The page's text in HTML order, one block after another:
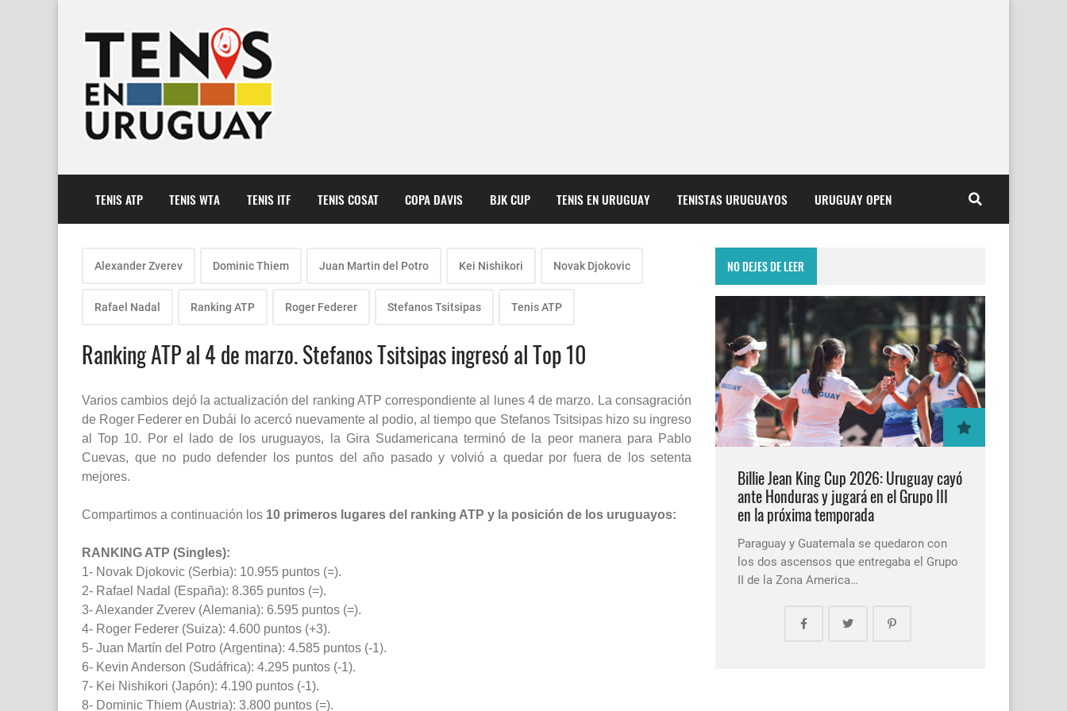
TENIS ATP TENIS WTA TENIS ITF TENIS COSAT COPA DAVIS BJK CUP TENIS EN URUGUAY TENISTAS URUGUAYOS URUGUAY OPEN
Alexander Zverev Dominic Thiem Juan Martin del Potro Kei Nishikori Novak Djokovic
Rafael Nadal Ranking ATP Roger Federer Stefanos Tsitsipas Tenis ATP
Ranking ATP al 4 de marzo. Stefanos Tsitsipas ingresó al Top 10
Varios cambios dejó la actualización del ranking ATP correspondiente al lunes 4 de marzo. La consagración
de Roger Federer en Dubái lo acercó nuevamente al podio, al tiempo que Stefanos Tsitsipas hizo su ingreso
al Top 10. Por el lado de los uruguayos, la Gira Sudamericana terminó de la peor manera para Pablo
Cuevas, que no pudo defender los puntos del año pasado y volvió a quedar por fuera de los setenta
mejores.
Compartimos a continuación los 10 primeros lugares del ranking ATP y la posición de los uruguayos:
RANKING ATP (Singles):
1- Novak Djokovic (Serbia): 10.955 puntos (=).
2- Rafael Nadal (España): 8.365 puntos (=).
3- Alexander Zverev (Alemania): 6.595 puntos (=).
4- Roger Federer (Suiza): 4.600 puntos (+3).
5- Juan Martín del Potro (Argentina): 4.585 puntos (-1).
6- Kevin Anderson (Sudáfrica): 4.295 puntos (-1).
7- Kei Nishikori (Japón): 4.190 puntos (-1).
8- Dominic Thiem (Austria): 3.800 puntos (=).
NO DEJES DE LEER
Billie Jean King Cup 2026: Uruguay cayó
ante Honduras y jugará en el Grupo III
en la próxima temporada
Paraguay y Guatemala se quedaron con
los dos ascensos que entregaba el Grupo
II de la Zona America…